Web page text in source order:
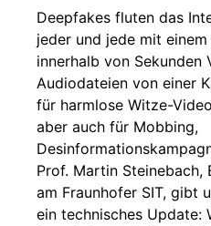
Deepfakes fluten das
jeder und jede mit
innerhalb von Sekunden
Audiodateien von einer
für harmlose Witze-
aber auch für Mobbing,
Prof. Martin Steinebach,
am Fraunhofer SIT, gibt
ein technisches Update: